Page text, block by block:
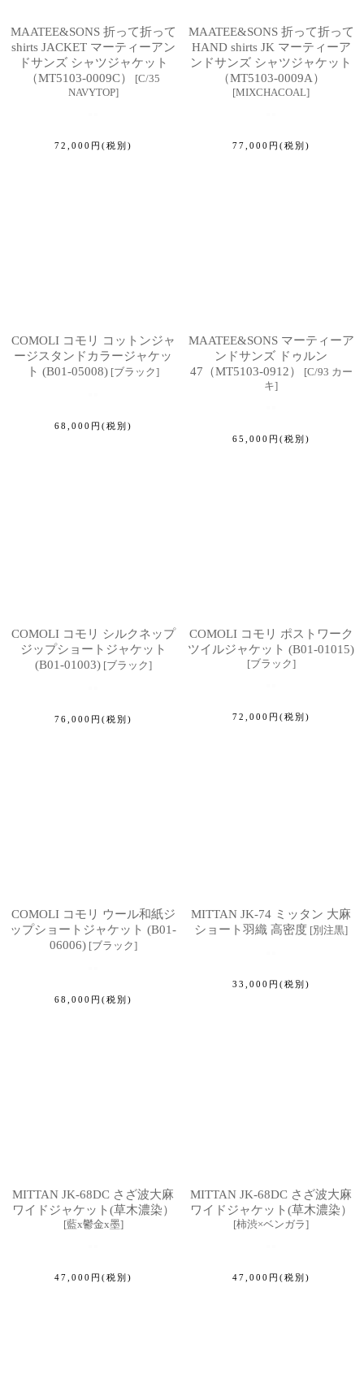
MAATEE&SONS 折って折って
shirts JACKET マーティーアン
ドサンズ シャツジャケット
（MT5103-0009C）
[C/35
NAVYTOP]
72,000 円 (税別)
MAATEE&SONS 折って折って
HAND shirts JK マーティーア
ンドサンズ シャツジャケット
（MT5103-0009A）
[MIXCHACOAL]
77,000 円 (税別)
COMOLI コモリ コットンジャ
ージスタンドカラージャケッ
ト (B01-05008) [ブラック]
68,000 円 (税別)
MAATEE&SONS マーティーア
ンドサンズ ドゥルン
47（MT5103-0912）
[C/93 カー
キ]
65,000 円 (税別)
COMOLI コモリ シルクネップ
ジップショートジャケット
(B01-01003) [ブラック]
76,000 円 (税別)
COMOLI コモリ ポストワーク
ツイルジャケット (B01-01015)
[ブラック]
72,000 円 (税別)
COMOLI コモリ ウール和紙ジ
ップショートジャケット (B01-
06006) [ブラック]
68,000 円 (税別)
MITTAN JK-74 ミッタン 大麻
ショート羽織 高密度 [別注黒]
33,000 円 (税別)
MITTAN JK-68DC さざ波大麻
ワイドジャケット(草木濃染）
[藍x鬱金x墨]
47,000 円 (税別)
MITTAN JK-68DC さざ波大麻
ワイドジャケット(草木濃染）
[柿渋×ベンガラ]
47,000 円 (税別)